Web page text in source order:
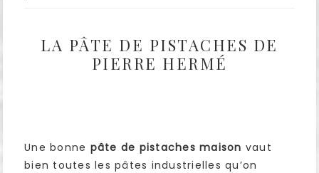
LA PÂTE DE PISTACHES DE
PIERRE HERMÉ
Une bonne pâte de pistaches maison vaut
bien toutes les pâtes industrielles qu’on